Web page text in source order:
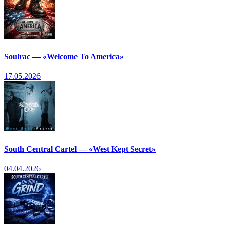
Soulrac — «Welcome To America»
17.05.2026
South Central Cartel — «West Kept Secret»
04.04.2026